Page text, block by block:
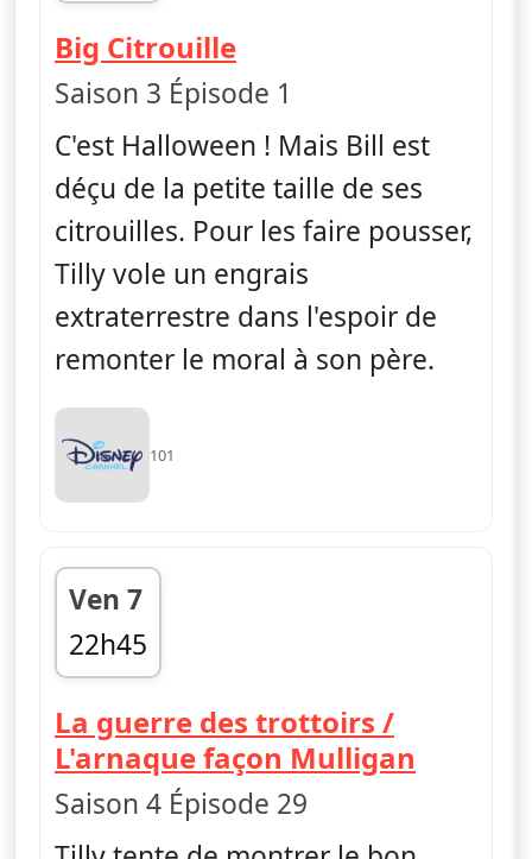
fin 20h15
Big Citrouille— Les Green à Big
Saison 3 Épisode 1
C'est Halloween ! Mais Bill est
déçu de la petite taille de ses
citrouilles. Pour les faire pousser,
Tilly vole un engrais
extraterrestre dans l'espoir de
remonter le moral à son père.
101
Ven 7
22h45
fin 23h10
La guerre des trottoirs /
L'arnaque façon Mulligan
Saison 4 Épisode 29